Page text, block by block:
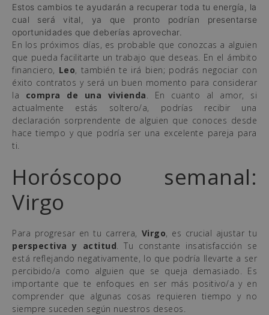
Estos cambios te ayudarán a recuperar toda tu energía, la
cual será vital, ya que pronto podrían presentarse
oportunidades que deberías aprovechar.
En los próximos días, es probable que conozcas a alguien
que pueda facilitarte un trabajo que deseas. En el ámbito
financiero, Leo, también te irá bien; podrás negociar con
éxito contratos y será un buen momento para considerar
la compra de una vivienda . En cuanto al amor, si
actualmente estás soltero/a, podrías recibir una
declaración sorprendente de alguien que conoces desde
hace tiempo y que podría ser una excelente pareja para
ti.
Horóscopo semanal:
Virgo
Para progresar en tu carrera, Virgo, es crucial ajustar tu
perspectiva y actitud . Tu constante insatisfacción se
está reflejando negativamente, lo que podría llevarte a ser
percibido/a como alguien que se queja demasiado. Es
importante que te enfoques en ser más positivo/a y en
comprender que algunas cosas requieren tiempo y no
siempre suceden según nuestros deseos.